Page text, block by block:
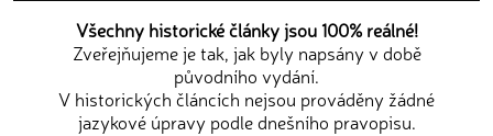
Všechny historické články jsou 100% reálné!
Zveřejňujeme je tak, jak byly napsány v době
původního vydání.
V historických článcích nejsou prováděny žádné
jazykové úpravy podle dnešního pravopisu.